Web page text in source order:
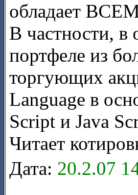
обладает
В частности, в
портфеле из
торгующих
Language в
Script и Java
Читает
Дата: 20.2.07